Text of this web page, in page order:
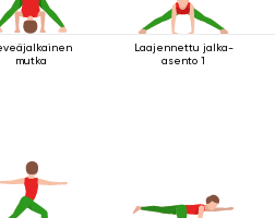
mutka
Laajennettu jalka-
asento 1